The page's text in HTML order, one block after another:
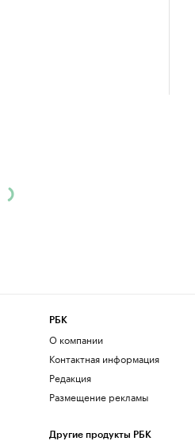
РБК
О компании
Контактная информация
Редакция
Размещение рекламы
Другие продукты РБК